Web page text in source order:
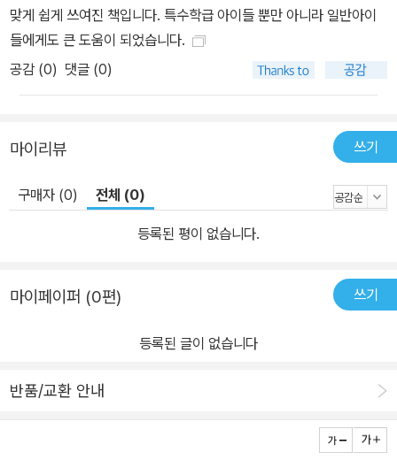
님, 친구들, 선배들이 많아 처음에는 어색할 수 있지만 그만큼 다양한
친구들을 만나 더 즐거울 수 있다는 기대를 해보아도 좋습니다. 이 책
에서 무엇보다 중요하게 생각하는 점은 초등학교 입학은 축하받을 중
다. 모두가 똑같은 방식으로만 학교에서 공부하는 것은 아니며 나에
게 맞는 교육을 받는 것이 좋은 점이 될 수 있다는 메시지를 담았습니
다. 이는 아동뿐 아니라 아동과 함께 처음 학교생활을 경험할 부모님
에게도 따뜻한 응원의 메시지가 될 것입니다. 처음 경험할 학교가 낯
선 모든 아이들, 양육자로는 학교에 처음 가는 부모님들, 입학하는 학
교육대상자의 초등학교 생활이 궁금한 다른 선생님들 모두 함께 보면
좋은 책입니다.
맞게 쉽게 쓰여진 책입니다. 특수학급 아이들 뿐만 아니라 일반아이
들에게도 큰 도움이 되었습니다.
공감 (0) 댓글 (0)
마이리뷰 쓰기
구매자 (0) 전체 (0)
등록된 평이 없습니다.
마이페이퍼 (0편) 쓰기
등록된 글이 없습니다
반품/교환 안내